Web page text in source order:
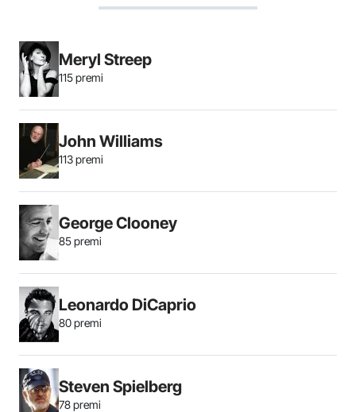
Meryl Streep
115 premi
John Williams
113 premi
George Clooney
85 premi
Leonardo DiCaprio
80 premi
Steven Spielberg
78 premi